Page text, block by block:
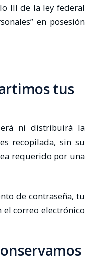
III de la ley federal
en posesión
tus
ni distribuirá la
recopilada, sin su
requerido por una
de contraseña, tu
el correo electrónico